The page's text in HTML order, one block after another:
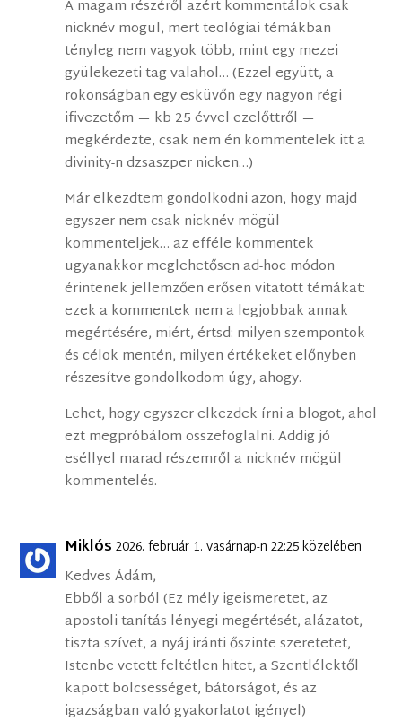
A magam részéről azért kommentálok csak
nicknév mögül, mert teológiai témákban
tényleg nem vagyok több, mint egy mezei
gyülekezeti tag valahol… (Ezzel együtt, a
rokonságban egy esküvőn egy nagyon régi
ifivezetőm — kb 25 évvel ezelőttről —
megkérdezte, csak nem én kommentelek itt a
divinity-n dzsaszper nicken…)
Már elkezdtem gondolkodni azon, hogy majd
egyszer nem csak nicknév mögül
kommenteljek… az efféle kommentek
ugyanakkor meglehetősen ad-hoc módon
érintenek jellemzően erősen vitatott témákat:
ezek a kommentek nem a legjobbak annak
megértésére, miért, értsd: milyen szempontok
és célok mentén, milyen értékeket előnyben
részesítve gondolkodom úgy, ahogy.
Lehet, hogy egyszer elkezdek írni a blogot, ahol
ezt megpróbálom összefoglalni. Addig jó
eséllyel marad részemről a nicknév mögül
kommentelés.
Miklós 2026. február 1. vasárnap-n 22:25 közelében
Kedves Ádám,
Ebből a sorból (Ez mély igeismeretet, az
apostoli tanítás lényegi megértését, alázatot,
tiszta szívet, a nyáj iránti őszinte szeretetet,
Istenbe vetett feltétlen hitet, a Szentlélektől
kapott bölcsességet, bátorságot, és az
igazságban való gyakorlatot igényel)